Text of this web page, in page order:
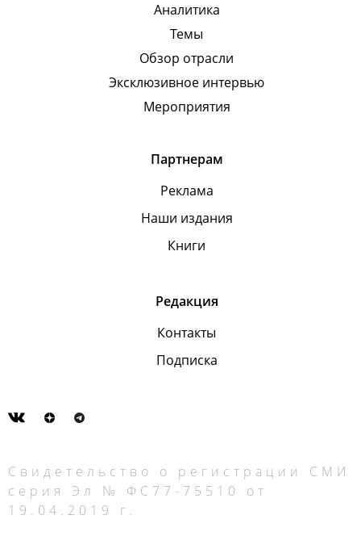
Аналитика
Темы
Обзор отрасли
Эксклюзивное интервью
Мероприятия
Партнерам
Реклама
Наши издания
Книги
Редакция
Контакты
Подписка
Свидетельство о регистрации СМИ
серия Эл № ФС77-75510 от
19.04.2019 г.